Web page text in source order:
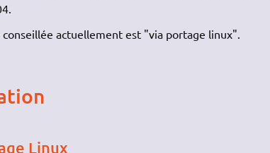
conseillée actuellement est "via portage linux".
Linux